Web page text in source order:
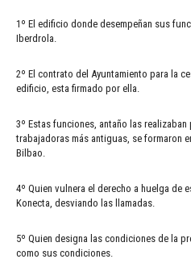
1º El edificio donde desempeñan sus
Iberdrola.
2º El contrato del Ayuntamiento para la
edificio, esta firmado por ella.
3º Estas funciones, antaño las
trabajadoras más antiguas, se formaron
Bilbao.
4º Quien vulnera el derecho a huelga de
Konecta, desviando las llamadas.
5º Quien designa las condiciones de la
como sus condiciones.